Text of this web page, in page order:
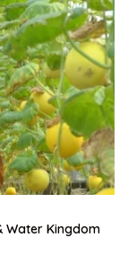
Water Kingdom